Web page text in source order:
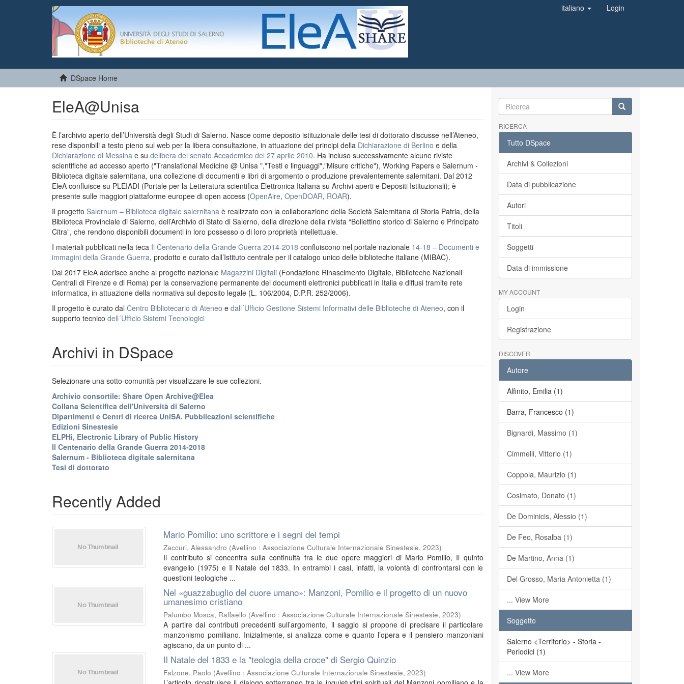
italiano Login
DSpace Home
EleA@Unisa
È l’archivio aperto dell’Università degli Studi di Salerno. Nasce come deposito istituzionale delle tesi di dottorato discusse nell’Ateneo,
rese disponibili a testo pieno sul web per la libera consultazione, in attuazione dei principi della Dichiarazione di Berlino e della
Dichiarazione di Messina e su delibera del senato Accademico del 27 aprile 2010. Ha incluso successivamente alcune riviste
scientifiche ad accesso aperto ("Translational Medicine @ Unisa ","Testi e linguaggi","Misure critiche"), Working Papers e Salernum -
Biblioteca digitale salernitana, una collezione di documenti e libri di argomento o produzione prevalentemente salernitani. Dal 2012
EleA confluisce su PLEIADI (Portale per la Letteratura scientifica Elettronica Italiana su Archivi aperti e Depositi Istituzionali); è
presente sulle maggiori piattaforme europee di open access (OpenAire, OpenDOAR, ROAR).
Il progetto Salernum – Biblioteca digitale salernitana è realizzato con la collaborazione della Società Salernitana di Storia Patria, della
Biblioteca Provinciale di Salerno, dell’Archivio di Stato di Salerno, della direzione della rivista “Bollettino storico di Salerno e Principato
Citra”, che rendono disponibili documenti in loro possesso o di loro proprietà intellettuale.
I materiali pubblicati nella teca Il Centenario della Grande Guerra 2014-2018 confluiscono nel portale nazionale 14-18 – Documenti e
immagini della Grande Guerra, prodotto e curato dall’Istituto centrale per il catalogo unico delle biblioteche italiane (MIBAC).
Dal 2017 EleA aderisce anche al progetto nazionale Magazzini Digitali (Fondazione Rinascimento Digitale, Biblioteche Nazionali
Centrali di Firenze e di Roma) per la conservazione permanente dei documenti elettronici pubblicati in Italia e diffusi tramite rete
informatica, in attuazione della normativa sul deposito legale (L. 106/2004, D.P.R. 252/2006).
Il progetto è curato dal Centro Bibliotecario di Ateneo e dall´Ufficio Gestione Sistemi Informativi delle Biblioteche di Ateneo, con il
supporto tecnico dell´Ufficio Sistemi Tecnologici
Archivi in DSpace
Selezionare una sotto-comunità per visualizzare le sue collezioni.
Archivio consortile: Share Open Archive@Elea
Collana Scientifica dell'Università di Salerno
Dipartimenti e Centri di ricerca UniSA. Pubblicazioni scientifiche
Edizioni Sinestesie
ELPHi, Electronic Library of Public History
Il Centenario della Grande Guerra 2014-2018
Salernum - Biblioteca digitale salernitana
Tesi di dottorato
Recently Added
Mario Pomilio: uno scrittore e i segni dei tempi
Zaccuri, Alessandro (Avellino : Associazione Culturale Internazionale Sinestesie,2023)
Il contributo si concentra sulla continuità fra le due opere maggiori di Mario Pomilio, Il quinto
evangelio (1975) e Il Natale del 1833. In entrambi i casi, infatti, la volontà di confrontarsi con le
questioni teologiche ...
Nel «guazzabuglio del cuore umano»: Manzoni, Pomilio e il progetto di un nuovo
umanesimo cristiano
Palumbo Mosca, Raffaello (Avellino : Associazione Culturale Internazionale Sinestesie,2023)
A partire dai contributi precedenti sull’argomento, il saggio si propone di precisare il particolare
manzonismo pomiliano. Inizialmente, si analizza come e quanto l’opera e il pensiero manzoniani
agiscano, da un punto di ...
Il Natale del 1833 e la "teologia della croce" di Sergio Quinzio
Falzone, Paolo (Avellino : Associazione Culturale Internazionale Sinestesie,2023)
RICERCA
Tutto DSpace
Archivi & Collezioni
Data di pubblicazione
Autori
Titoli
Soggetti
Data di immissione
MY ACCOUNT
Login
Registrazione
DISCOVER
Autore
Alfinito, Emilia (1)
Barra, Francesco (1)
Bignardi, Massimo (1)
Cimmelli, Vittorio (1)
Coppola, Maurizio (1)
Cosimato, Donato (1)
De Dominicis, Alessio (1)
De Feo, Rosalba (1)
De Martino, Anna (1)
Del Grosso, Maria Antonietta (1)
... View More
Soggetto
Salerno <Territorio> - Storia -
Periodici (1)
... View More